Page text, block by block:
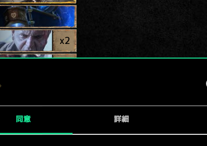
同意 詳細
x2